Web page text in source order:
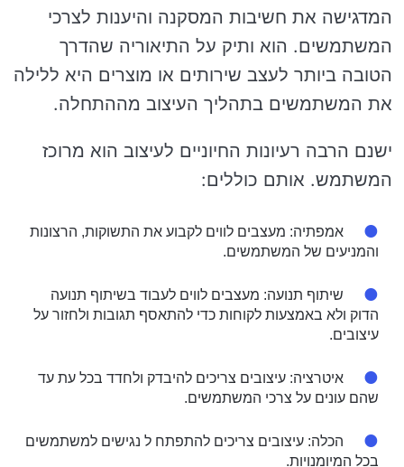
המדגישה את חשיבות המסקנה והיענות לצרכי
המשתמשים. הוא ותיק על התיאוריה שהדרך
הטובה ביותר לעצב שירותים או מוצרים היא ללילה
את המשתמשים בתהליך העיצוב מההתחלה.
ישנם הרבה רעיונות החיוניים לעיצוב הוא מרוכז
המשתמש. אותם כוללים:
אמפתיה: מעצבים לווים לקבוע את התשוקות, הרצונות
והמניעים של המשתמשים.
שיתוף תנועה: מעצבים לווים לעבוד בשיתוף תנועה
הדוק ולא באמצעות לקוחות כדי להתאסף תגובות ולחזור על
עיצובים.
איטרציה: עיצובים צריכים להיבדק ולחדד בכל עת עד
שהם עונים על צרכי המשתמשים.
הכלה: עיצובים צריכים להתפתח ל נגישים למשתמשים
בכל המיומנויות.